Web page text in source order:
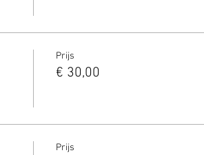
Prijs
€ 30,00
Prijs